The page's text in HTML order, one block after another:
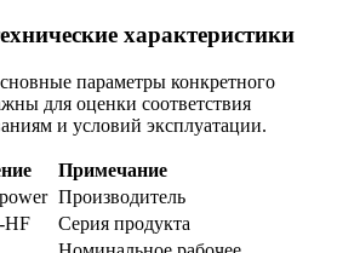
характеристики
параметры конкретного
для оценки соответствия
и условий эксплуатации.
Примечание
Производитель
HF
Серия продукта